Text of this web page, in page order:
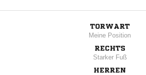
TORWART
Meine Position
RECHTS
Starker Fuß
HERREN